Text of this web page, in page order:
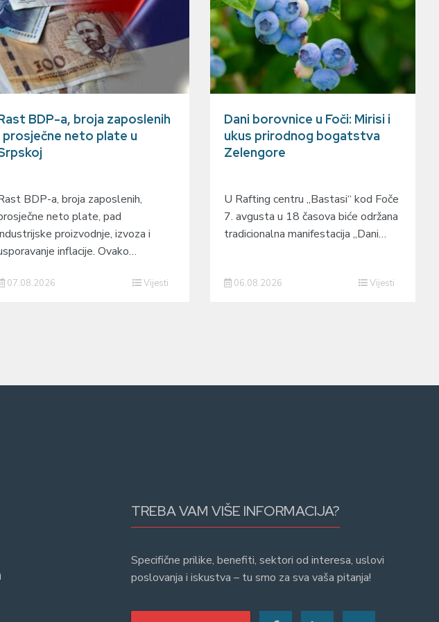
BDP-a, broja zaposlenih
prosječne neto plate u
BDP-a, broja zaposlenih,
neto plate, pad
proizvodnje, izvoza i
inflacije. Ovako…
07.08.2026 Vijesti
Dani borovnice u Foči: Mirisi i
ukus prirodnog bogatstva
Zelengore
U Rafting centru „Bastasi“ kod Foče
7. avgusta u 18 časova biće održana
tradicionalna manifestacija „Dani…
06.08.2026 Vijesti
TREBA VAM VIŠE INFORMACIJA?
Specifične prilike, benefiti, sektori od interesa, uslovi
poslovanja i iskustva – tu smo za sva vaša pitanja!